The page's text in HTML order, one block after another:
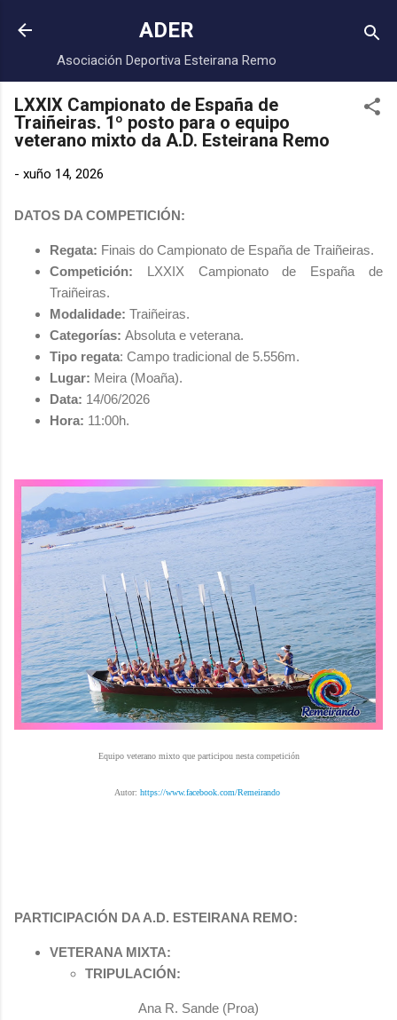
Saltar ao contido principal
ADER
Asociación Deportiva Esteirana Remo
LXXIX Campionato de España de
Traiñeiras. 1º posto para o equipo
veterano mixto da A.D. Esteirana Remo
- xuño 14, 2026
DATOS DA COMPETICIÓN:
Regata: Finais do Campionato de España de Traiñeiras.
Competición:
LXXIX Campionato de España de
Traiñeiras.
Modalidade: Traiñeiras.
Categorías: Absoluta e veterana.
Tipo regata: Campo tradicional de 5.556m.
Lugar: Meira (Moaña).
Data: 14/06/2026
Hora: 11:00h.
Equipo veterano mixto que participou nesta competición
Autor: https://www.facebook.com/Remeirando
PARTICIPACIÓN DA A.D. ESTEIRANA REMO:
VETERANA MIXTA:
TRIPULACIÓN:
Ana R. Sande (Proa)